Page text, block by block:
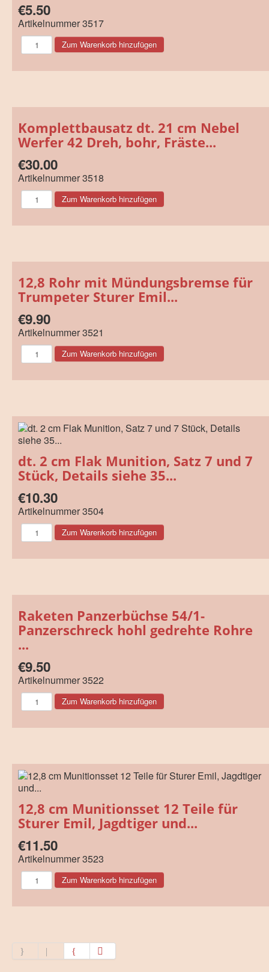
€5.50
Artikelnummer3517
Komplettbausatz dt. 21 cm Nebel
Werfer 42 Dreh, bohr, Fräste...
€30.00
Artikelnummer3518
12,8 Rohr mit Mündungsbremse für
Trumpeter Sturer Emil...
€9.90
Artikelnummer3521
dt. 2 cm Flak Munition, Satz 7 und 7
Stück, Details siehe 35...
€10.30
Artikelnummer3504
Raketen Panzerbüchse 54/1-
Panzerschreck hohl gedrehte Rohre
...
€9.50
Artikelnummer3522
12,8 cm Munitionsset 12 Teile für
Sturer Emil, Jagdtiger und...
€11.50
Artikelnummer3523